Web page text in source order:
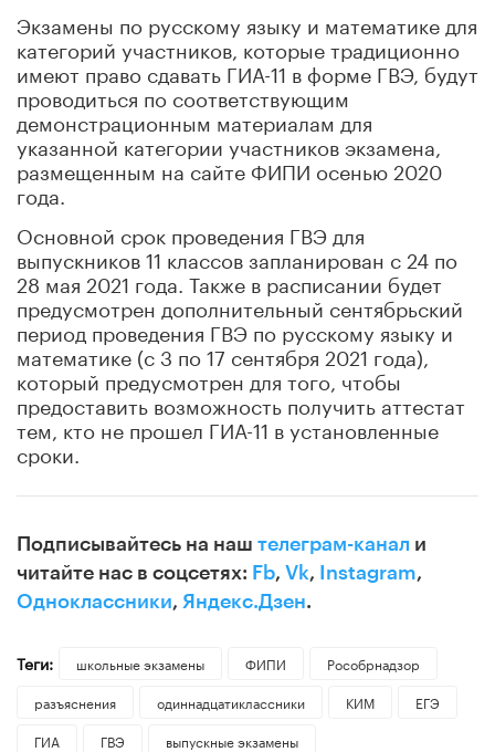
Экзамены по русскому языку и математике для
категорий участников, которые традиционно
имеют право сдавать ГИА-11 в форме ГВЭ, будут
проводиться по соответствующим
демонстрационным материалам для
указанной категории участников экзамена,
размещенным на сайте ФИПИ осенью 2020
года.
Основной срок проведения ГВЭ для
выпускников 11 классов запланирован с 24 по
28 мая 2021 года. Также в расписании будет
предусмотрен дополнительный сентябрьский
период проведения ГВЭ по русскому языку и
математике (с 3 по 17 сентября 2021 года),
который предусмотрен для того, чтобы
предоставить возможность получить аттестат
тем, кто не прошел ГИА-11 в установленные
сроки.
Подписывайтесь на наш телеграм-канал и
читайте нас в соцсетях: Fb, Vk, Instagram,
Одноклассники, Яндекс.Дзен.
Теги: школьные экзамены ФИПИ
Рособрнадзор
разъяснения
одиннадцатиклассники КИМ
ЕГЭ
ГИА
ГВЭ выпускные экзамены